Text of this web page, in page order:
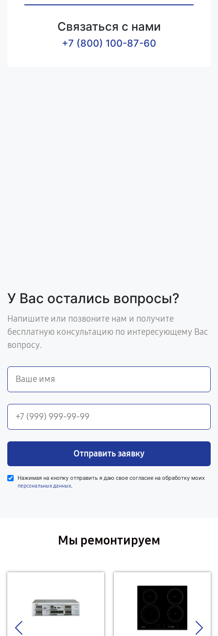
Связаться с нами
+7 (800) 100-87-60
У Вас остались вопросы?
Напишите или позвоните нам и получите
бесплатную консультацию по интересующему Вас
вопросу.
Отправить заявку
Нажимая на кнопку отправить я даю свое согласие на обработку моих
персональных данных.
Мы ремонтируем